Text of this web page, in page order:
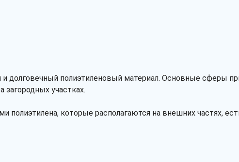
долговечный полиэтиленовый материал. Основные сферы
участках.
полиэтилена, которые располагаются на внешних частях,